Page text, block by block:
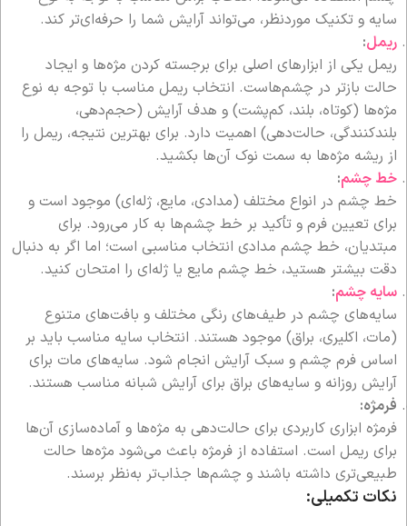
سایه و تکنیک موردنظر، می‌تواند آرایش شما را حرفه‌ای‌تر کند.
ریمل:
ریمل یکی از ابزارهای اصلی برای برجسته کردن مژه‌ها و ایجاد
حالت بازتر در چشم‌هاست. انتخاب ریمل مناسب با توجه به نوع
مژه‌ها (کوتاه، بلند، کم‌پشت) و هدف آرایش (حجم‌دهی،
بلندکنندگی، حالت‌دهی) اهمیت دارد. برای بهترین نتیجه، ریمل را
از ریشه مژه‌ها به سمت نوک آن‌ها بکشید.
خط چشم:
خط چشم در انواع مختلف (مدادی، مایع، ژله‌ای) موجود است و
برای تعیین فرم و تأکید بر خط چشم‌ها به کار می‌رود. برای
مبتدیان، خط چشم مدادی انتخاب مناسبی است؛ اما اگر به دنبال
دقت بیشتر هستید، خط چشم مایع یا ژله‌ای را امتحان کنید.
سایه چشم:
سایه‌های چشم در طیف‌های رنگی مختلف و بافت‌های متنوع
(مات، اکلیری، براق) موجود هستند. انتخاب سایه مناسب باید بر
اساس فرم چشم و سبک آرایش انجام شود. سایه‌های مات برای
آرایش روزانه و سایه‌های براق برای آرایش شبانه مناسب هستند.
فرمژه:
فرمژه ابزاری کاربردی برای حالت‌دهی به مژه‌ها و آماده‌سازی آن‌ها
برای ریمل است. استفاده از فرمژه باعث می‌شود مژه‌ها حالت
طبیعی‌تری داشته باشند و چشم‌ها جذاب‌تر به‌نظر برسند.
نکات تکمیلی: